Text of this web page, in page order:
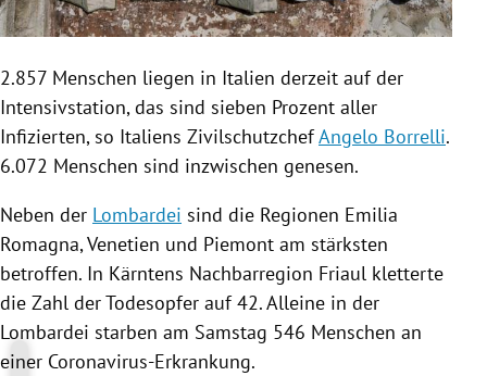
2.857 Menschen liegen in Italien derzeit auf der
Intensivstation, das sind sieben Prozent aller
Infizierten, so Italiens ZivilschutzchefAngelo Borrelli.
6.072 Menschen sind inzwischen genesen.
Neben der Lombardei sind die Regionen Emilia
Romagna,Venetien und Piemont am stärksten
betroffen. In Kärntens Nachbarregion Friaul kletterte
die Zahl der Todesopfer auf 42. Alleine in der
Lombardei starben am Samstag 546 Menschen an
einer Coronavirus-Erkrankung.